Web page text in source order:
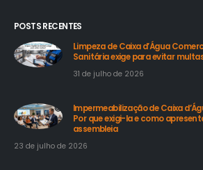
POSTS RECENTES
Limpeza de Caixa d’Água
Sanitária exige para evitar
31 de julho de 2026
Impermeabilização de Caixa
Por que exigi-la e como
assembleia
23 de julho de 2026